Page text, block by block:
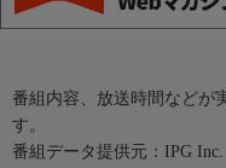
番組内容、放送時間などが
す。
番組データ提供元：IPG Inc.